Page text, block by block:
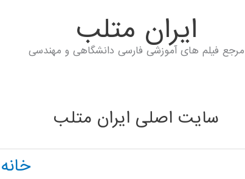
ايران متلب
مرجع فیلم های آموزشی فارسی دانشگاهی و مهندسی
سایت اصلی ایران متلب
خانه